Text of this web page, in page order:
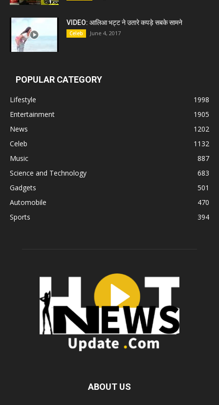
VIDEO: आलिआ भट्ट ने उतारे कपड़े सबके सामने
Celeb June 4, 2017
POPULAR CATEGORY
Lifestyle
1998
Entertainment
1905
News
1202
Celeb
1132
Music
887
Science and Technology
683
Gadgets
501
Automobile
470
Sports
394
ABOUT US